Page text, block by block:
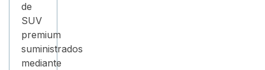
de
SUV
premium
suministrados
mediante